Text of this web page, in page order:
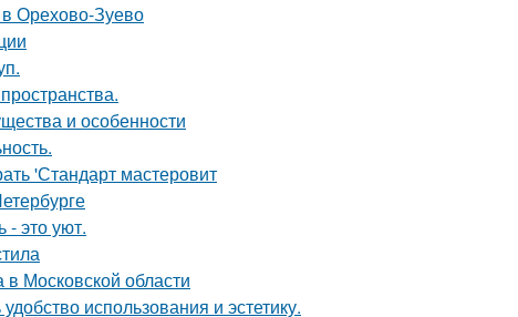
Орехово-Зуево
и особенности
'Стандарт мастеровит
- это уют.
Московской области
использования и эстетику.